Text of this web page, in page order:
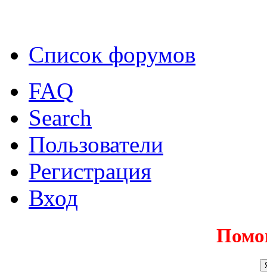
Список форумов
FAQ
Search
Пользователи
Регистрация
Вход